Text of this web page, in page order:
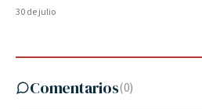
30 de julio
Comentarios(0)